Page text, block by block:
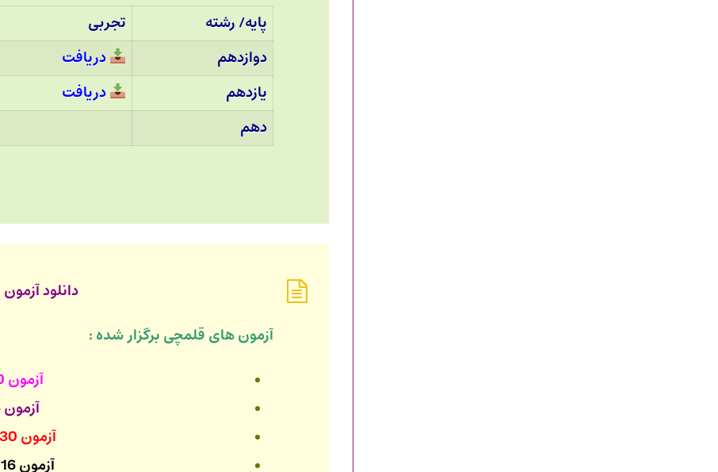
پایه/ رشته
تجربی
دوازدهم
دریافت
یازدهم
دریافت
دهم
دانلود
آزمون های قلمچی برگزار شده :
آزمون 20 مهر 1403
آزمون 6 مهر 1403
آزمون 30 شهریور 1403
آزمون 16 شهریور 1403